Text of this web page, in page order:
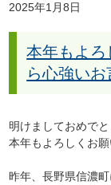
2025年1月8日
本年もよ
ら心強い
明けましておめでと
本年もよろしくお願
昨年、長野県信濃